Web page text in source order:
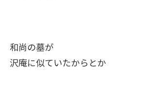
和尚の墓が
沢庵に似ていたからとか